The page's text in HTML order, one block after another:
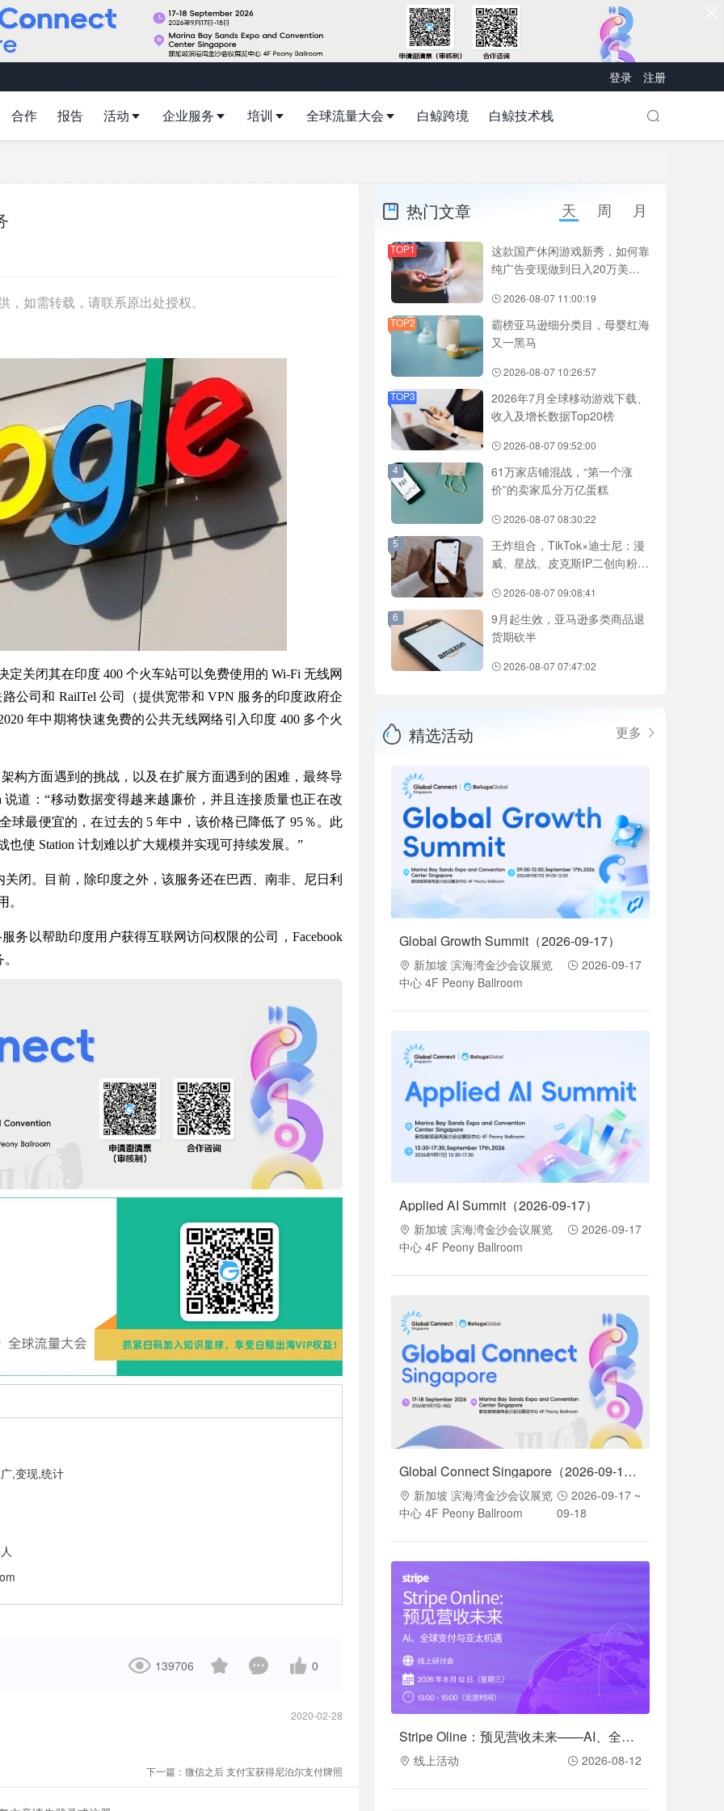
登录 注册
合作 报告 活动 企业服务 培训 全球流量大会 白鲸跨境 白鲸技术栈
如需转载，请联系原出处授权。
关闭其在印度 400 个火车站可以免费使用的 Wi-Fi 无线网
公司和 RailTel 公司（提供宽带和 VPN 服务的印度政府企
年中期将快速免费的公共无线网络引入印度 400 多个火
构方面遇到的挑战，以及在扩展方面遇到的困难，最终导
说道：“移动数据变得越来越廉价，并且连接质量也正在改
球最便宜的，在过去的 5 年中，该价格已降低了 95％。此
使 Station 计划难以扩大规模并实现可持续发展。”
关闭。目前，除印度之外，该服务还在巴西、南非、尼日利
。
务以帮助印度用户获得互联网访问权限的公司，Facebook
,变现,统计
139706 0
2020-02-28
下一篇： 微信之后 支付宝获得尼泊尔支付牌照
热门文章 天 周 月
TOP1
这款国产休闲游戏新秀，如何靠
纯广告变现做到日入20万美
2026-08-07 11:00:19
TOP2
霸榜亚马逊细分类目，母婴红海
又一黑马
2026-08-07 10:26:57
TOP3
2026年7月全球移动游戏下载、
收入及增长数据Top20榜
2026-08-07 09:52:00
4
61万家店铺混战，“第一个涨
价”的卖家瓜分万亿蛋糕
2026-08-07 08:30:22
5
王炸组合，TikTok×迪士尼：漫
威、星战、皮克斯IP二创向粉丝
2026-08-07 09:08:41
6
9月起生效，亚马逊多类商品退
货期砍半
2026-08-07 07:47:02
精选活动 更多
Global Growth Summit（2026-09-17）
新加坡 滨海湾金沙会议展览
中心 4F Peony Ballroom
2026-09-17
Applied AI Summit（2026-09-17）
新加坡 滨海湾金沙会议展览
中心 4F Peony Ballroom
2026-09-17
Global Connect Singapore（2026-09-17至2026-09-18）
新加坡 滨海湾金沙会议展览
中心 4F Peony Ballroom
2026-09-17 ~
09-18
Stripe Oline：预见营收未来——AI、全球支付与亚太机遇（2026-08-12）
线上活动 2026-08-12